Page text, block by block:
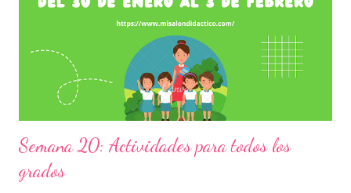
Semana 20: Actividades para todos los
grados